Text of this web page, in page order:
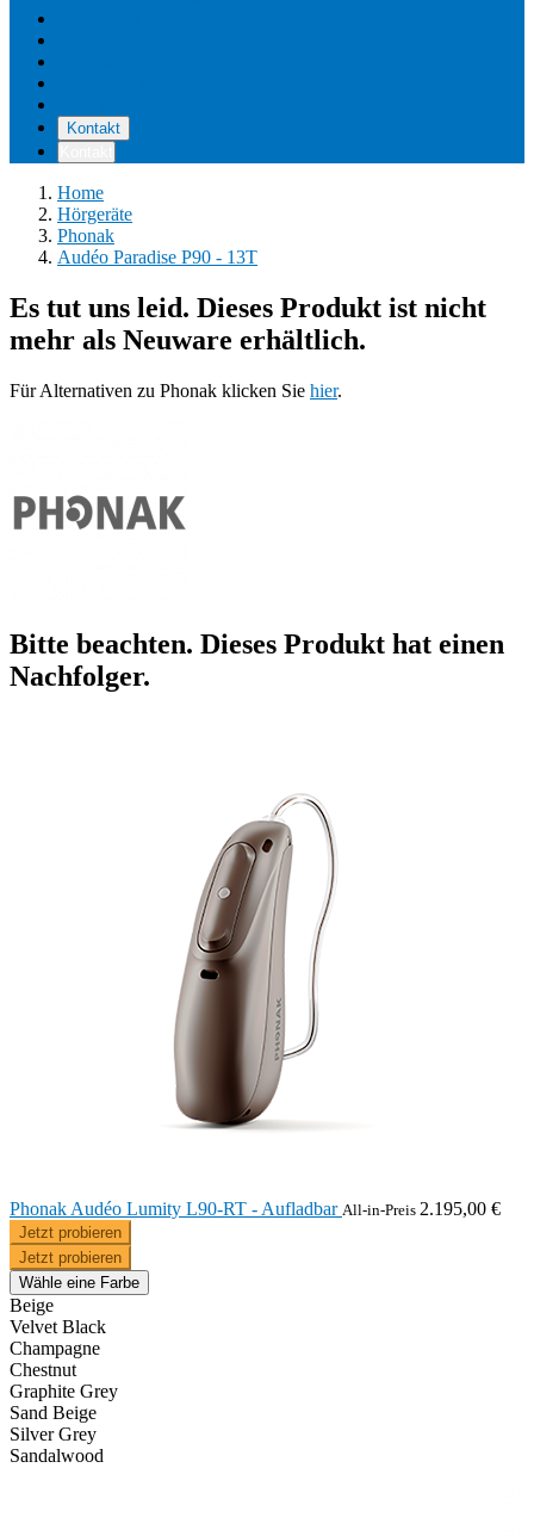
Kontakt
Home
Hörgeräte
Phonak
Audéo Paradise P90 - 13T
Es tut uns leid. Dieses Produkt ist nicht
mehr als Neuware erhältlich.
Für Alternativen zu Phonak klicken Sie hier.
Bitte beachten. Dieses Produkt hat einen
Nachfolger.
Phonak Audéo Lumity L90-RT - Aufladbar All-in-Preis 2.195,00 €
Jetzt probieren
Jetzt probieren
Wähle eine Farbe
Beige
Velvet Black
Champagne
Chestnut
Graphite Grey
Sand Beige
Silver Grey
Sandalwood